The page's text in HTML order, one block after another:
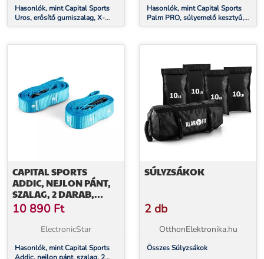
Hasonlók, mint Capital Sports
Uros, erősítő gumiszalag, X-
Heavy, fitnesz gumi, hurok, 100
Hasonlók, mint Capital Sports
Palm PRO, súlyemelő kesztyű,
M méret, kék-fekete
CAPITAL SPORTS
ADDIC, NEJLON PÁNT,
SZALAG, 2 DARAB,
KÉSZLET, KARABINER
HOROG,
VERSENYSZABVÁNY,
10 890 Ft
ElectronicStar
Hasonlók, mint Capital Sports
SÚLYZSÁKOK
2 db
OtthonElektronika.hu
Összes Súlyzsákok